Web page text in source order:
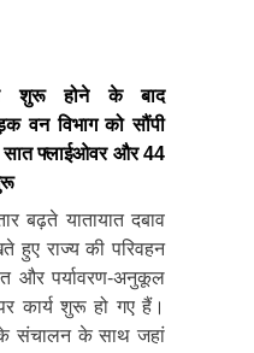
वे शुरू होने के बाद
वन विभाग को सौंपी
सात फ्लाईओवर और 44
बढ़ते यातायात दबाव
राज्य की परिवहन
और पर्यावरण-अनुकूल
कार्य शुरू हो गए हैं।
के संचालन के साथ जहां